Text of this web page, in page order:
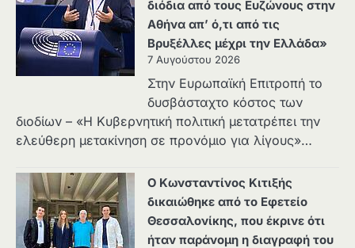
διόδια από τους Ευζώνους στην
Αθήνα απ’ ό,τι από τις
Βρυξέλλες μέχρι την Ελλάδα»
7 Αυγούστου 2026
Στην Ευρωπαϊκή Επιτροπή το
δυσβάσταχτο κόστος των
διοδίων – «Η Κυβερνητική πολιτική μετατρέπει την
ελεύθερη μετακίνηση σε προνόμιο για λίγους»…
Ο Κωνσταντίνος Κιτιξής
δικαιώθηκε από το Εφετείο
Θεσσαλονίκης, που έκρινε ότι
ήταν παράνομη η διαγραφή του